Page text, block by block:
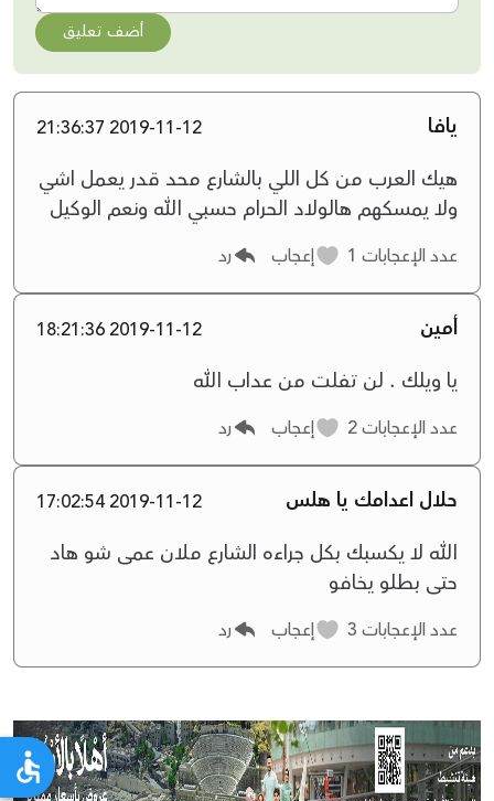
أضف تعليق
يافا 2019-11-12 21:36:37
هيك العرب من كل اللي بالشارع محد قدر يعمل اشي
ولا يمسكهم هالولاد الحرام حسبي الله ونعم الوكيل
عدد الإعجابات إعجاب رد
أمين 2019-11-12 18:21:36
يا ويلك . لن تفلت من عداب الله
عدد الإعجابات إعجاب رد
حلال اعدامك يا هلس 2019-11-12 17:02:54
الله لا يكسبك بكل جراءه الشارع ملان عمى شو هاد
حتى بطلو يخافو
عدد الإعجابات إعجاب رد